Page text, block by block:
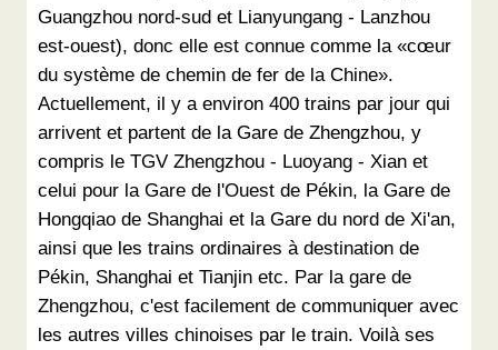
Guangzhou nord-sud et Lianyungang - Lanzhou
est-ouest), donc elle est connue comme la «cœur
du système de chemin de fer de la Chine».
Actuellement, il y a environ 400 trains par jour qui
arrivent et partent de la Gare de Zhengzhou, y
compris le TGV Zhengzhou - Luoyang - Xian et
celui pour la Gare de l'Ouest de Pékin, la Gare de
Hongqiao de Shanghai et la Gare du nord de Xi'an,
ainsi que les trains ordinaires à destination de
Pékin, Shanghai et Tianjin etc. Par la gare de
Zhengzhou, c'est facilement de communiquer avec
les autres villes chinoises par le train. Voilà ses